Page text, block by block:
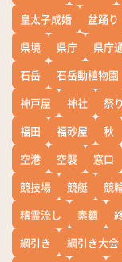
皇太子成婚
盆踊り
県境
県庁 県庁
石岳
石岳動植物園
神戸屋
神社 祭り
福田
福砂屋 秋
空港
空襲 窓口
競技場
競艇 競
精霊流し
素麺
綱引き
綱引き大会